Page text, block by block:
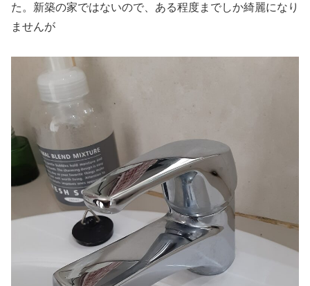
た。新築の家ではないので、ある程度までしか綺麗になり
ませんが